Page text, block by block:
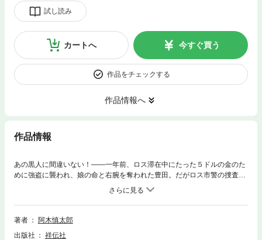
試し読み
カートへ 今すぐ買う
作品をチェックする
作品情報へ
作品情報
あの黒人に間違いない！——一年前、ロス滞在中にたった５ドルの金のた
めに強盗に襲われ、娘の命と右腕を奪われた豊田。だがロス市警の捜査は
遅々として進まず、しかもカリフォルニアには死刑制度がないと知り、自
ら、残された左手で犯人を葬るしかないと決意。単身ロスに舞い戻り、孤
独な犯人探しを続けた末、遂に標的を捕らえたのだ！ ロス在住の著者
が、お気軽な日本人旅行者への警鐘もこめて描く、アメリカ犯罪国家の深
著者
阿木慎太郎
出版社
祥伝社